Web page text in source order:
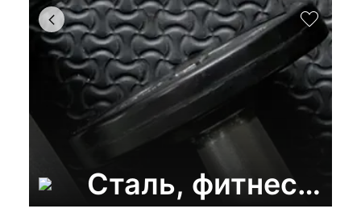
Сталь, фитнес-